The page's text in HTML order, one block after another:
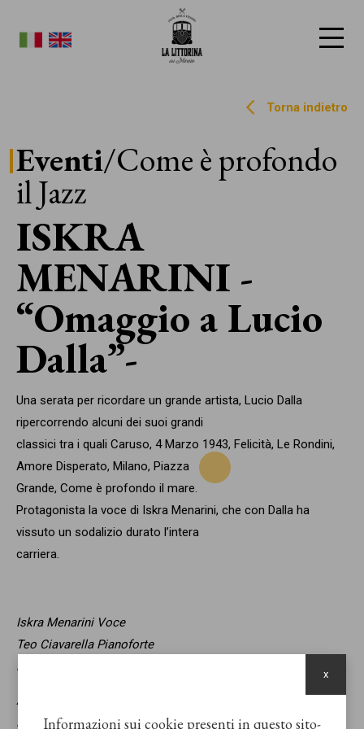
Torna indietro
Eventi/Come è profondo
il Jazz
ISKRA
MENARINI -
“Omaggio a Lucio
Dalla”
Una serata per ricordare un grande artista, Lucio Dalla
ripercorrendo alcuni dei suoi grandi
classici tra i quali Caruso, 4 Marzo 1943, Felicità, Le Rondini,
Amore Disperato, Milano, Piazza
Grande, Come è profondo il mare.
Protagonista la voce di Iskra Menarini, che con Dalla ha
vissuto un sodalizio durato l’intera
carriera.
Iskra Menarini Voce
Teo Ciavarella Pianoforte
Enrico Erriquez Clarinetto
Andrea Taravelli Basso
Lele Veronesi Batteria
Informazioni sui cookie presenti in questo sito
x